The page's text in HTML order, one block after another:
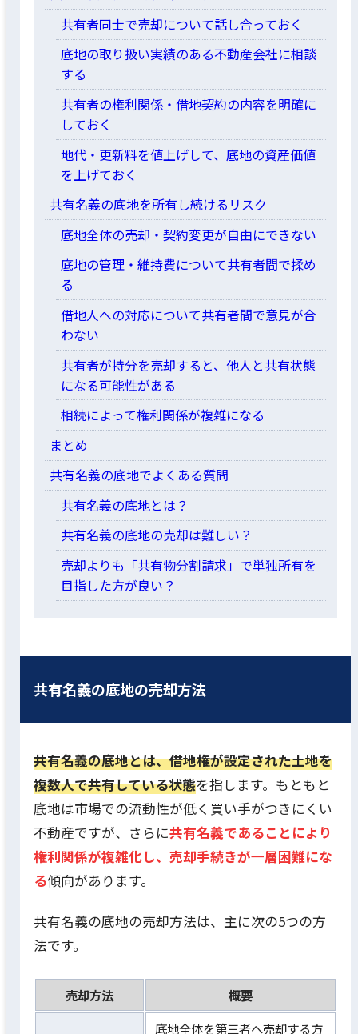
共有者同士で売却について話し合っておく
底地の取り扱い実績のある不動産会社に相談
する
共有者の権利関係・借地契約の内容を明確に
しておく
地代・更新料を値上げして、底地の資産価値
を上げておく
共有名義の底地を所有し続けるリスク
底地全体の売却・契約変更が自由にできない
底地の管理・維持費について共有者間で揉め
る
借地人への対応について共有者間で意見が合
わない
共有者が持分を売却すると、他人と共有状態
になる可能性がある
相続によって権利関係が複雑になる
まとめ
共有名義の底地でよくある質問
共有名義の底地とは？
共有名義の底地の売却は難しい？
売却よりも「共有物分割請求」で単独所有を
目指した方が良い？
共有名義の底地の売却方法
共有名義の底地とは、借地権が設定された土地を
複数人で共有している状態を指します。もともと
底地は市場での流動性が低く買い手がつきにくい
不動産ですが、さらに共有名義であることにより
権利関係が複雑化し、売却手続きが一層困難にな
る傾向があります。
共有名義の底地の売却方法は、主に次の5つの方
法です。
売却方法 概要
底地全体を第三者へ売却する方